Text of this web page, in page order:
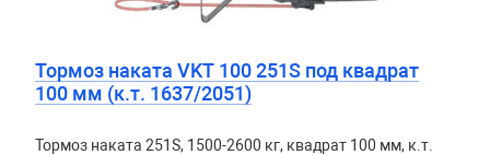
Тормоз наката VKT 100 251S под квадрат
100 мм (к.т. 1637/2051)
Тормоз наката 251S, 1500-2600 кг, квадрат 100 мм, к.т.